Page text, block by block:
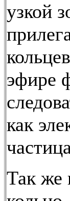
узкой
эфире
как
Так же